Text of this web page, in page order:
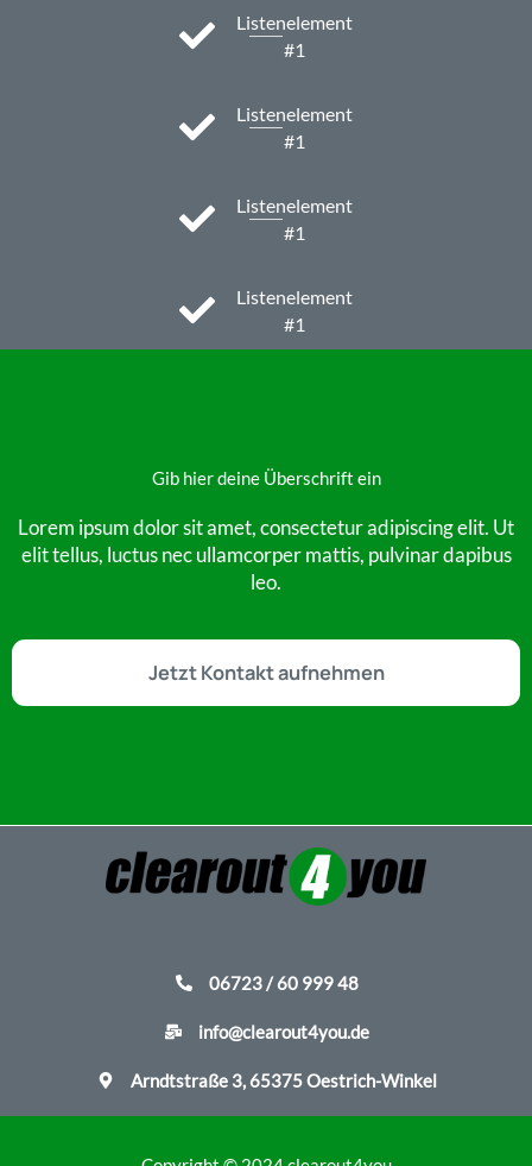
Listenelement
#1
Listenelement
#1
Listenelement
#1
Listenelement
#1
Gib hier deine Überschrift ein
Lorem ipsum dolor sit amet, consectetur adipiscing elit. Ut
elit tellus, luctus nec ullamcorper mattis, pulvinar dapibus
leo.
Jetzt Kontakt aufnehmen
06723 / 60 999 48
info@clearout4you.de
Arndtstraße 3, 65375 Oestrich-Winkel